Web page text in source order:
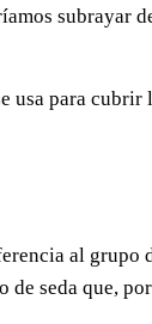
subrayar
usa para
al grupo
de seda que,